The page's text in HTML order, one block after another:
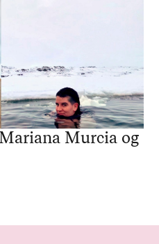
Murcia og